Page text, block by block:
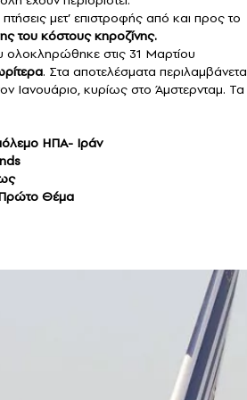
μετ’ επιστροφής από και προς το
του κόστους κηροζίνης.
ολοκληρώθηκε στις 31 Μαρτίου
. Στα αποτελέσματα
Ιανουάριο, κυρίως στο Άμστερνταμ. Τα
ΗΠΑ- Ιράν
Θέμα